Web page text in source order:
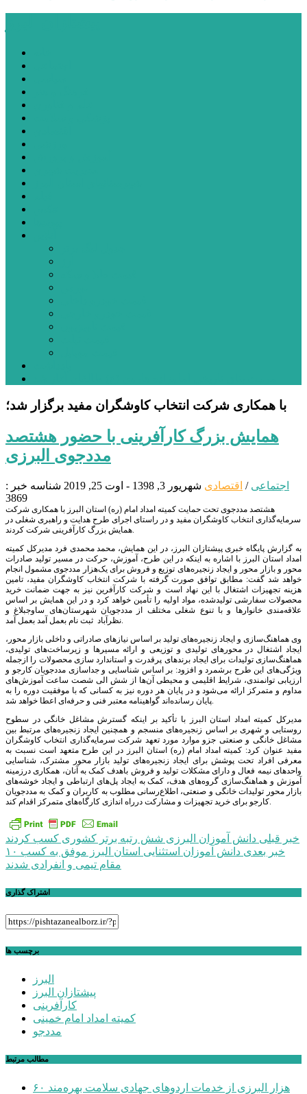
با همکاری شرکت انتخاب کاوشگران مفید برگزار شد؛
همایش بزرگ کارآفرینی با حضور هشتصد
مددجوی البرزی
اجتماعی / اقتصادی شهریور 3, 1398 - اوت 25, 2019
شناسه خبر :
3869
هشتصد مددجوی تحت حمایت کمیته امداد امام (ره) استان البرز با همکاری شرکت
سرمایه‌گذاری انتخاب کاوشگران مفید و در راستای اجرای طرح هدایت و راهبری شغلی در
همایش بزرگ کارآفرینی شرکت کردند.
به گزارش پایگاه خبری پیشتازان البرز، در این همایش، محمد محمدی فرد مدیرکل کمیته
امداد استان البرز با اشاره به اینکه در این طرح، آموزش، حرکت در مسیر تولید صادرات
محور و بازار محور و ایجاد زنجیره‌های توزیع و فروش برای یک‌هزار مددجوی مشمول انجام
خواهد شد‌ گفت: مطابق توافق صورت گرفته با شرکت انتخاب کاوشگران مفید، تامین
هزینه تجهیزات اشتغال با این نهاد است و شرکت کارآفرین نیز به جهت ضمانت خرید
محصولات سفارشی تولیدشده، مواد اولیه را تأمین خواهد کرد و در این همایش بر اساس
علاقه‌مندی خانوارها و با تنوع شغلی مختلف از مددجویان شهرستان‌های ساوجبلاغ و
نظرآباد ثبت نام بعمل آمد بعمل آمد.
وی هماهنگ‌سازی و ایجاد زنجیره‌های تولید بر اساس نیازهای صادراتی و داخلی بازار محور،
ایجاد اشتغال در محورهای تولیدی و توزیعی و ارائه مسیرها و زیرساخت‌های تولیدی،
هماهنگ‌سازی تولیدات برای ایجاد برندهای پرقدرت و استاندارد سازی محصولات را ازجمله
ویژگی‌های این طرح برشمرد و افزود: بر اساس شناسایی و جداسازی مددجویان کارجو و
ارزیابی توانمندی، شرایط اقلیمی و محیطی آن‌ها از شش الی شصت ساعت آموزش‌های
مداوم و متمرکز ارائه می‌شود و در پایان هر دوره نیز به کسانی که با موفقیت دوره را به
پایان رسانده‌اند گواهینامه معتبر فنی و حرفه‌ای اعطا خواهد شد.
مدیرکل کمیته امداد استان البرز با تأکید بر اینکه گسترش مشاغل خانگی در سطوح
روستایی و شهری بر اساس زنجیره‌های منسجم و همچنین ایجاد زنجیره‌های مرتبط بین
مشاغل خانگی و صنعتی جزو موارد مورد تعهد شرکت سرمایه‌گذاری انتخاب کاوشگران
مفید عنوان کرد: کمیته امداد امام (ره) استان البرز در این طرح متعهد است نسبت به
معرفی افراد تحت پوشش برای ایجاد زنجیره‌های تولید بازار محور مشترک، شناسایی
واحدهای نیمه فعال و دارای مشکلات تولید و فروش باهدف کمک به آنان، همکاری درزمینه
آموزش و هماهنگ‌سازی گروه‌های هدف، کمک به ایجاد پل‌های ارتباطی و ایجاد خوشه‌های
بازار محور تولیدات خانگی و صنعتی، اطلاع‌رسانی مطلوب به کاربران و کمک به مددجویان
کارجو برای خرید تجهیزات و مشارکت درراه اندازی کارگاه‌های متمرکز اقدام کند.
راهبری
نوشته
خبر قبلی دانش آموزان البرزی شش رتبه برتر کشوری کسب کردند
خبر بعدی
دانش آموزان استثنایی استان البرز موفق به کسب ۱۰
مقام تیمی و انفرادی شدند
اشتراک گذاری
برچسب ها
البرز
پیشتازان البرز
کارآفرینی
کمیته امداد امام خمینی
مددجو
مطالب مرتبط
۶۰ هزار البرزی از خدمات اردوهای جهادی سلامت بهره‌مند